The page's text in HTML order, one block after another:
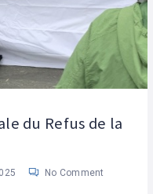
du Refus de la
No Comment